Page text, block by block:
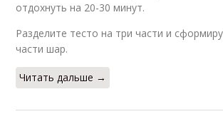
отдохнуть на 20-30 минут.
Разделите тесто на три части и
части шар.
Читать дальше →